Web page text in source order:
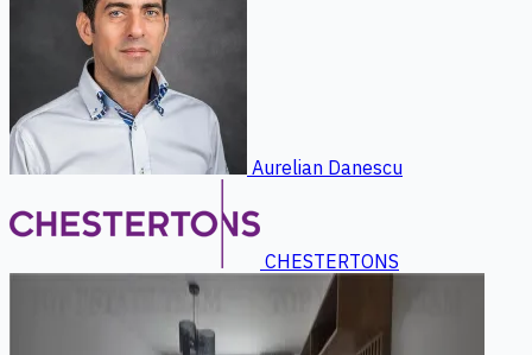
Aurelian Danescu
CHESTERTONS